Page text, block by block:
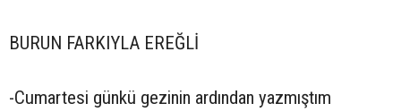
BURUN FARKIYLA EREĞLİ
-Cumartesi günkü gezinin ardından yazmıştım